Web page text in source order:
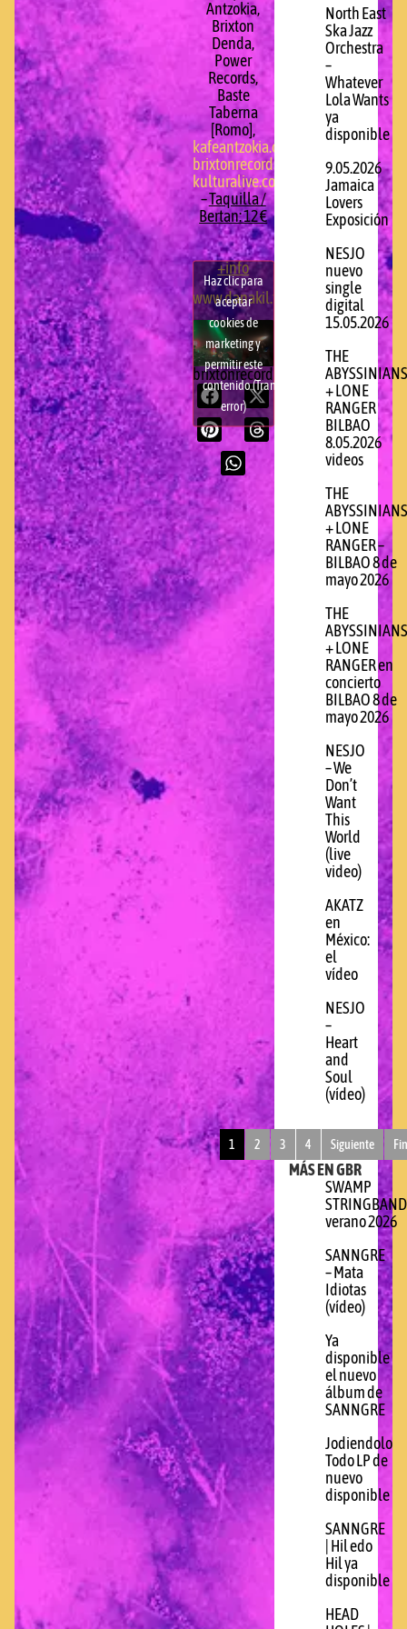
Antzokia,
Brixton
Denda,
Power
Records,
Baste
Taberna
[Romo],
kafeantzokia.com
brixtonrecords.com/denda ,
kulturalive.com
–Taquilla /
Bertan: 12 €
+info
www.danakil.fr
Haz clic para
aceptar
cookies de
marketing y
permitir este
contenido (Translation
error)
brixtonrecords.com
North East
Ska Jazz
Orchestra
–
Whatever
Lola Wants
ya
disponible
9.05.2026
Jamaica
Lovers
Exposición
NESJO
nuevo
single
digital
15.05.2026
THE
ABYSSINIANS
+ LONE
RANGER
BILBAO
8.05.2026
videos
THE
ABYSSINIANS
+ LONE
RANGER –
BILBAO 8 de
mayo 2026
THE
ABYSSINIANS
+ LONE
RANGER en
concierto
BILBAO 8 de
mayo 2026
NESJO
– We
Don’t
Want
This
World
(live
video)
AKATZ
en
México:
el
vídeo
NESJO
–
Heart
and
Soul
(vídeo)
1 2 3 4 Siguiente
MÁS EN GBR
SWAMP
STRINGBAND
verano 2026
SANNGRE
– Mata
Idiotas
(vídeo)
Ya
disponible
el nuevo
álbum de
SANNGRE
Jodiendolo
Todo LP de
nuevo
disponible
SANNGRE
| Hil edo
Hil ya
disponible
HEAD